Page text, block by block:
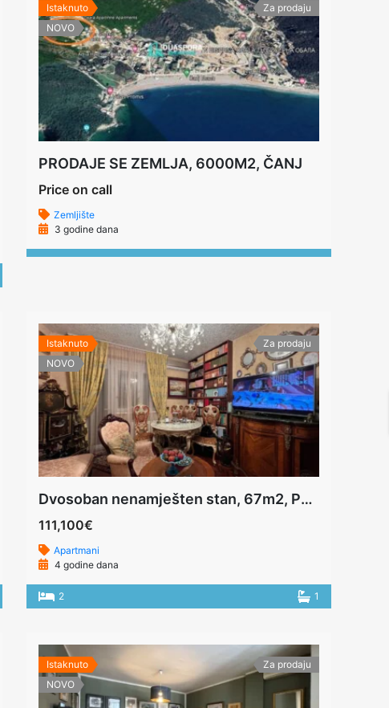
Istaknuto
NOVO
Za prodaju
PRODAJE SE ZEMLJA, 6000M2, ČANJ
Price on call
Zemljište
3 godine dana
Istaknuto
NOVO
Za prodaju
Dvosoban nenamješten stan, 67m2, Podgorica
111,100€
Apartmani
4 godine dana
2 1
Istaknuto
NOVO
Za prodaju